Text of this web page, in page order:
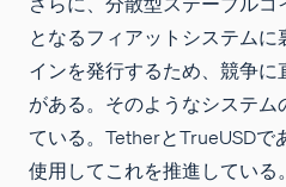
となるフィアットシステム
インを発行するため、競争
がある。そのようなシステ
ている。TetherとTrueUSDで
使用してこれを推進している。